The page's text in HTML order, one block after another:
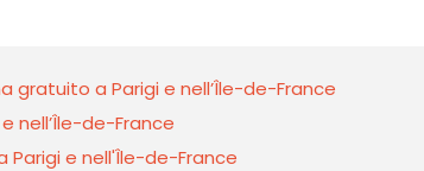
gratuito a Parigi e nell’Île-de-France
nell’Île-de-France
e nell'Île-de-France